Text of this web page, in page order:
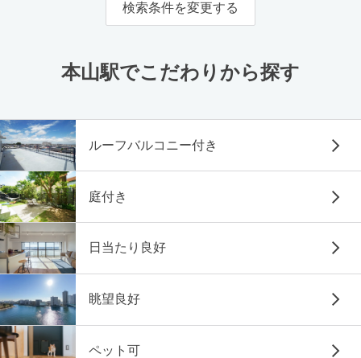
検索条件を変更する
本山駅でこだわりから探す
ルーフバルコニー付き
庭付き
日当たり良好
眺望良好
ペット可